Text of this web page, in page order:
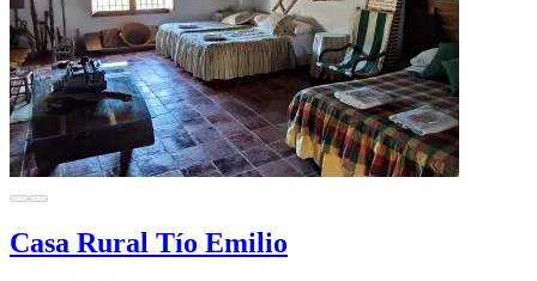
Casa Rural Tío Emilio